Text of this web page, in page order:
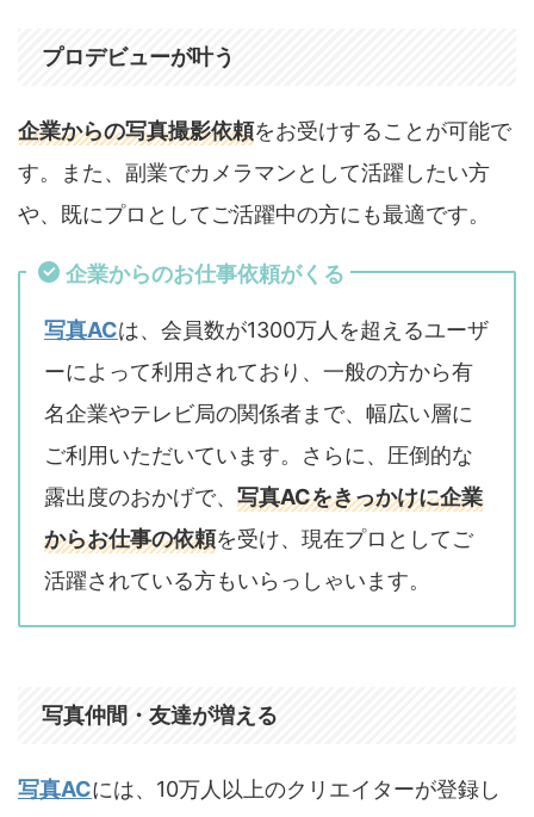
プロデビューが叶う
企業からの写真撮影依頼をお受けすることが可能で
す。また、副業でカメラマンとして活躍したい方
や、既にプロとしてご活躍中の方にも最適です。
企業からのお仕事依頼がくる
写真ACは、会員数が1300万人を超えるユーザ
ーによって利用されており、一般の方から有
名企業やテレビ局の関係者まで、幅広い層に
ご利用いただいています。さらに、圧倒的な
露出度のおかげで、 写真ACをきっかけに企業
からお仕事の依頼を受け、現在プロとしてご
活躍されている方もいらっしゃいます。
写真仲間・友達が増える
写真ACには、10万人以上のクリエイターが登録し